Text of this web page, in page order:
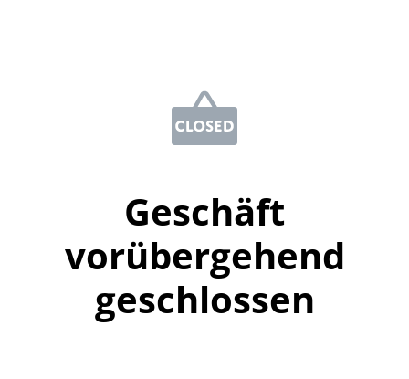
Geschäft
vorübergehend
geschlossen